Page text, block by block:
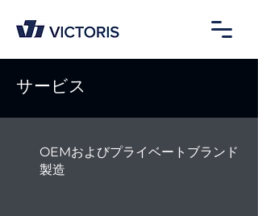
サービス
OEMおよびプライベートブランド
製造